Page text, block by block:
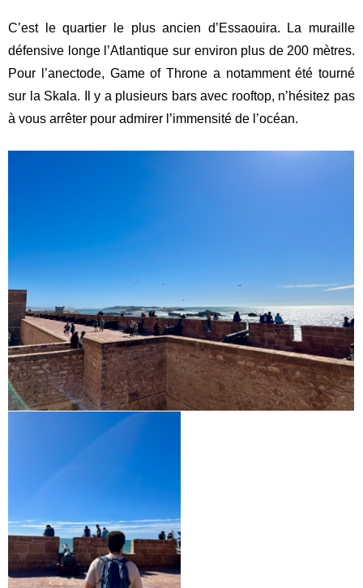
C’est le quartier le plus ancien d’Essaouira. La muraille
défensive longe l’Atlantique sur environ plus de 200 mètres.
Pour l’anectode, Game of Throne a notamment été tourné
sur la Skala. Il y a plusieurs bars avec rooftop, n’hésitez pas
à vous arrêter pour admirer l’immensité de l’océan.